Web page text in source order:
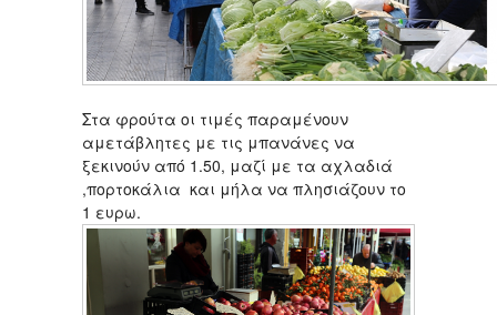
Στα φρούτα οι τιμές παραμένουν
αμετάβλητες με τις μπανάνες να
ξεκινούν από 1.50, μαζί με τα αχλαδιά
,πορτοκάλια και μήλα να πλησιάζουν το
1 ευρω.